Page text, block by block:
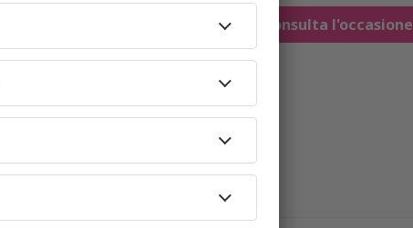
Consulta l'occasione
MXP Volo diretto
dettagli